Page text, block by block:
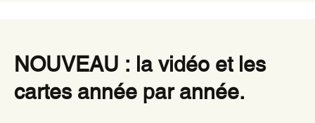
NOUVEAU : la vidéo et les
cartes année par année.